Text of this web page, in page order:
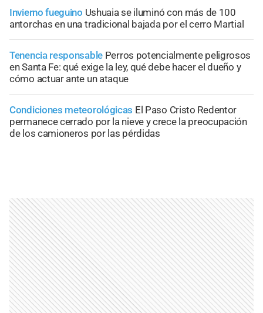
Invierno fueguino Ushuaia se iluminó con más de 100
antorchas en una tradicional bajada por el cerro Martial
Tenencia responsable Perros potencialmente peligrosos
en Santa Fe: qué exige la ley, qué debe hacer el dueño y
cómo actuar ante un ataque
Condiciones meteorológicas El Paso Cristo Redentor
permanece cerrado por la nieve y crece la preocupación
de los camioneros por las pérdidas